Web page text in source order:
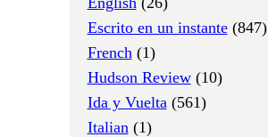
Escrito en un instante(847)
French (1)
Hudson Review(10)
Ida y Vuelta (561)
Italian (1)